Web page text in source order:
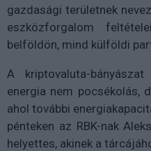
gazdasági területnek
eszközforgalom
belföldön, mind külföldi
A kriptovaluta-
energia nem pocsékolás,
ahol további
pénteken az RBK-nak
helyettes, akinek a